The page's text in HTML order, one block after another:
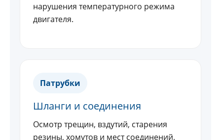
нарушения температурного режима
двигателя.
Патрубки
Шланги и соединения
Осмотр трещин, вздутий, старения
резины, хомутов и мест соединений.